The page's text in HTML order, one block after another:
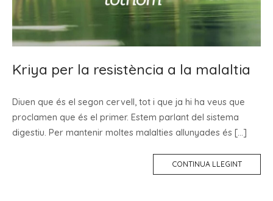
Kriya per la resistència a la malaltia
Diuen que és el segon cervell, tot i que ja hi ha veus que
proclamen que és el primer. Estem parlant del sistema
digestiu. Per mantenir moltes malalties allunyades és […]
CONTINUA LLEGINT